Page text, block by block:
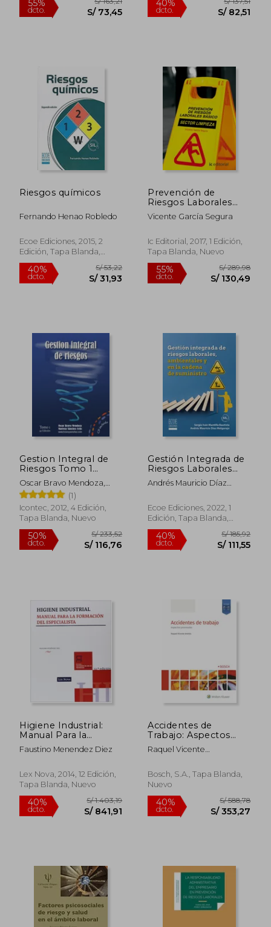
55%
dcto. S/ 73,45
40%
dcto.
Riesgos químicos
Fernando Henao Robledo
Ecoe Ediciones, 2015, 2
Edición, Tapa Blanda,
Nuevo
40% S/ 53,22
Prevención de
Riesgos Laborales
Básico. Sector
Limpieza
Vicente García Segura
Ic Editorial, 2017, 1 Edición,
Tapa Blanda, Nuevo
55%
Gestion Integral de
Riesgos Tomo 1
(Incluye cd con
Multiples Ejercicios
Resueltos)
Oscar Bravo Mendoza,
Marleny Sánchez Celis
(1)
Icontec, 2012, 4 Edición,
Tapa Blanda, Nuevo
50%
dcto.
S/ 233,52
S/ 116,76
Gestión Integrada de
Riesgos Laborales
Ambientales y en la
Cadena de Suministro
Andrés Mauricio Díaz
Mantilla Bautista
Ecoe Ediciones, 2022, 1
Edición, Tapa Blanda,
Nuevo
40%
dcto.
Higiene Industrial:
Manual Para la
Formacion del
Especialista
Faustino Menendez Diez
Lex Nova, 2014, 12 Edición,
Tapa Blanda, Nuevo
Accidentes de
Trabajo: Aspectos
Procesales
Raquel Vicente
Bosch, S.A., Tapa Blanda,
Nuevo